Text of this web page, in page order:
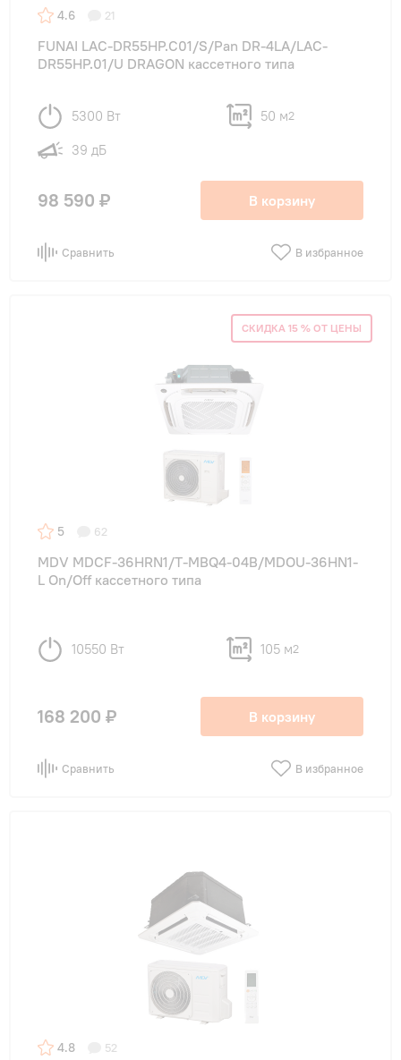
4.6 21
FUNAI LAC-DR55HP.C01/S/Pan DR-4LA/LAC-
DR55HP.01/U DRAGON кассетного типа
5300 Вт 50 м2
39 дБ
98 590 ₽ В корзину
Сравнить В избранное
СКИДКА 15 % ОТ ЦЕНЫ
5 62
MDV MDCF-36HRN1/T-MBQ4-04B/MDOU-36HN1-
L On/Off кассетного типа
10550 Вт 105 м2
168 200 ₽ В корзину
Сравнить В избранное
4.8 52